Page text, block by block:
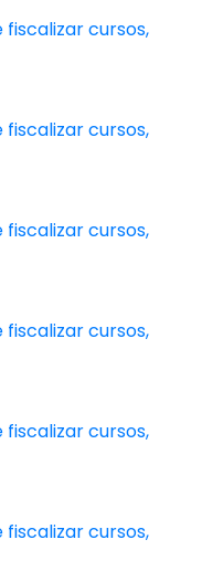
cursos,
cursos,
cursos,
cursos,
cursos,
cursos,